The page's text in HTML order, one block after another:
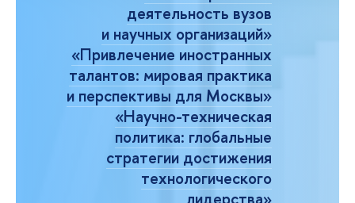
деятельность вузов
и научных организаций»
«Привлечение иностранных
талантов: мировая практика
и перспективы для Москвы»
«Научно-техническая
политика: глобальные
стратегии достижения
технологического
лидерства»